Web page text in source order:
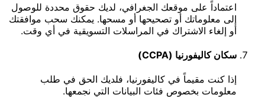
اعتماداً على موقعك الجغرافي، لديك حقوق محددة للوصول
إلى معلوماتك أو تصحيحها أو مسحها. يمكنك سحب موافقتك
أو إلغاء الاشتراك في المراسلات التسويقية في أي وقت.
سكان كاليفورنيا (CCPA)
إذا كنت مقيماً في كاليفورنيا، فلديك الحق في طلب
معلومات بخصوص فئات البيانات التي نجمعها.